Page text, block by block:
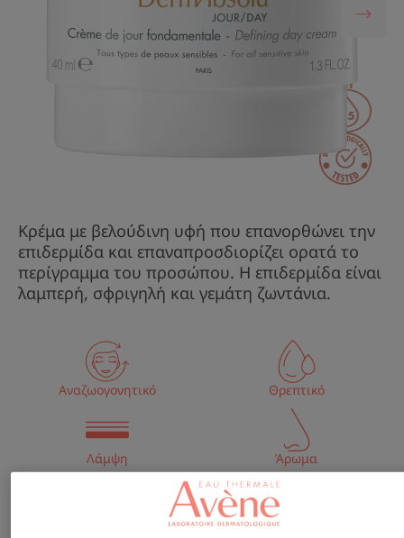
Κρέμα με βελούδινη υφή που επανορθώνει την
επιδερμίδα και επαναπροσδιορίζει ορατά το
περίγραμμα του προσώπου. Η επιδερμίδα είναι
λαμπερή, σφριγηλή και γεμάτη ζωντάνια.
Αναζωογονητικό Θρεπτικό
Λάμψη Άρωμα
Συνδυασμός πατενταρισμένων δραστικών
συστατικών αντιγήρανσης